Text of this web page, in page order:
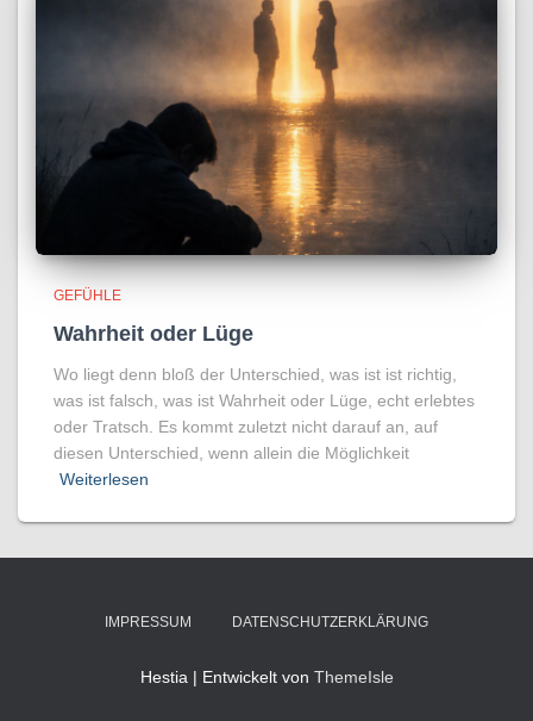
GEFÜHLE
Wahrheit oder Lüge
Wo liegt denn bloß der Unterschied, was ist ist richtig,
was ist falsch, was ist Wahrheit oder Lüge, echt erlebtes
oder Tratsch. Es kommt zuletzt nicht darauf an, auf
diesen Unterschied, wenn allein die Möglichkeit
Weiterlesen
IMPRESSUM DATENSCHUTZERKLÄRUNG
Hestia | Entwickelt von ThemeIsle